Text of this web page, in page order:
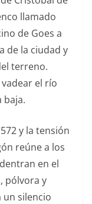
llamado
de Goes a
de la ciudad y
terreno.
el río
baja.
y la tensión
reúne a los
en el
pólvora y
un silencio